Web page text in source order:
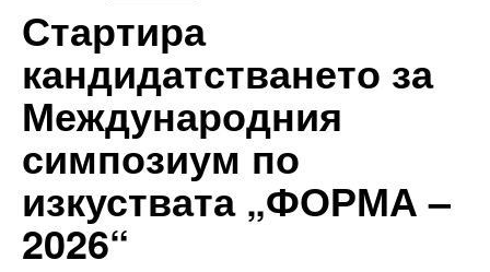
Стартира
кандидатстването за
Международния
симпозиум по
изкуствата „ФОРМА –
2026“